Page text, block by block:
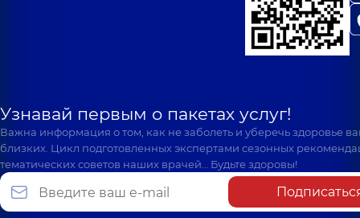
Узнавай первым о пакетах услуг!
Важна информация о том, как не заболеть и уберечь здоровье
близких. Цикл подготовленных экспертами сезонных
тематических советов наших врачей… Будьте здоровы!